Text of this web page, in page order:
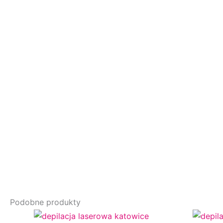
Podobne produkty
Zakres
Ten